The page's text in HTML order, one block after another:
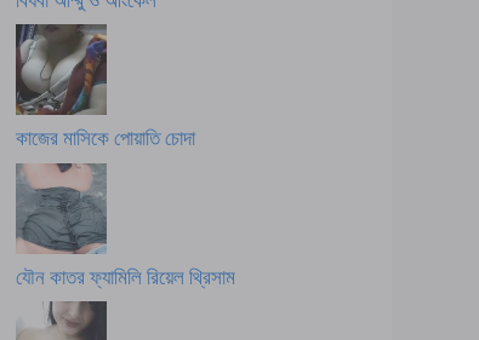
কাজের মাসিকে পোয়াতি চোদা
যৌন কাতর ফ্যামিলি রিয়েল থ্রিসাম